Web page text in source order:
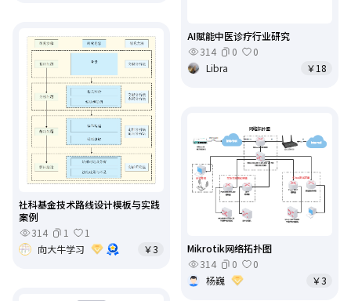
AI赋能中医诊疗行业研究
314
0
0
Libra
￥18
社科基金技术路线设计模板与实践
案例
314
1
1
向大牛学习
￥3
Mikrotik网络拓扑图
314
0
0
杨巍
￥3